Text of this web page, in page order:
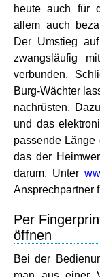
heute auch für
allem auch
Der Umstieg
zwangsläufig
verbunden.
Burg-Wächter
nachrüsten.
und das
passende Länge
das der
darum. Unter
Ansprechpartner
Per
öffnen
Bei der